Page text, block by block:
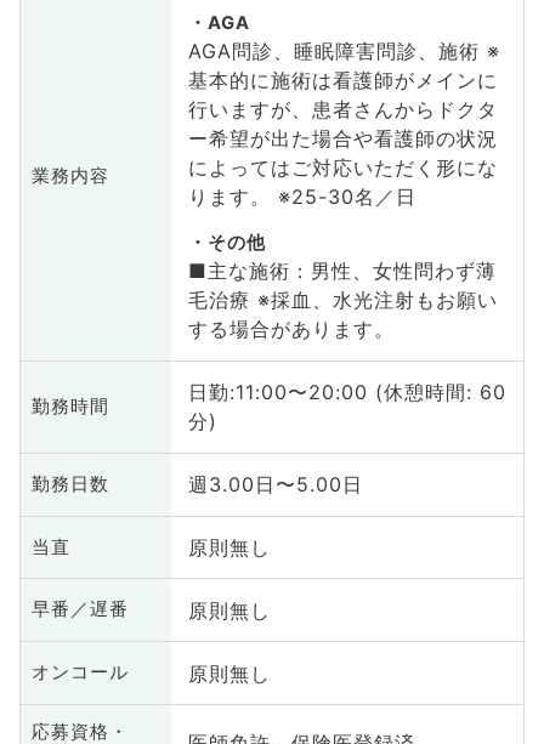
業務内容
AGA
AGA問診、睡眠障害問診、施術 ※
基本的に施術は看護師がメインに
行いますが、患者さんからドクタ
ー希望が出た場合や看護師の状況
によってはご対応いただく形にな
ります。 ※25-30名／日
その他
■主な施術：男性、女性問わず薄
毛治療 ※採血、水光注射もお願い
する場合があります。
勤務時間
日勤:11:00〜20:00 (休憩時間: 60
分)
勤務日数 週3.00日〜5.00日
当直 原則無し
早番／遅番 原則無し
オンコール 原則無し
応募資格・